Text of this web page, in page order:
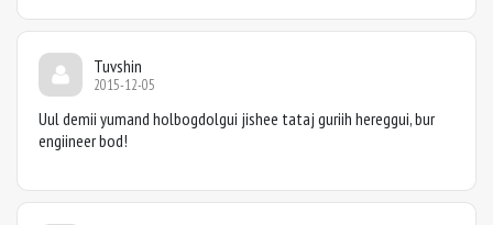
Tuvshin
2015-12-05
Uul demii yumand holbogdolgui jishee tataj guriih hereggui, bur
engiineer bod!